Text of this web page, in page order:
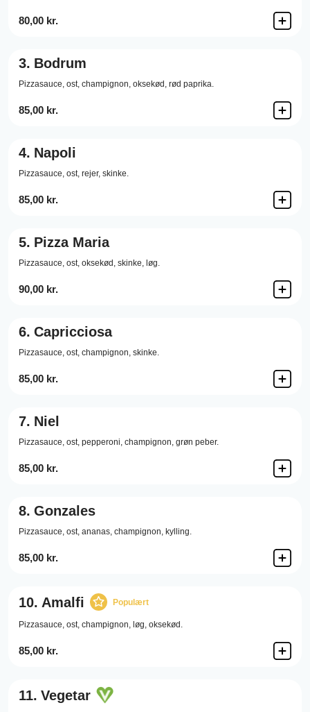
80,00 kr.
3. Bodrum
Pizzasauce, ost, champignon, oksekød, rød paprika.
85,00 kr.
4. Napoli
Pizzasauce, ost, rejer, skinke.
85,00 kr.
5. Pizza Maria
Pizzasauce, ost, oksekød, skinke, løg.
90,00 kr.
6. Capricciosa
Pizzasauce, ost, champignon, skinke.
85,00 kr.
7. Niel
Pizzasauce, ost, pepperoni, champignon, grøn peber.
85,00 kr.
8. Gonzales
Pizzasauce, ost, ananas, champignon, kylling.
85,00 kr.
10. Amalfi Populært
Pizzasauce, ost, champignon, løg, oksekød.
85,00 kr.
11. Vegetar